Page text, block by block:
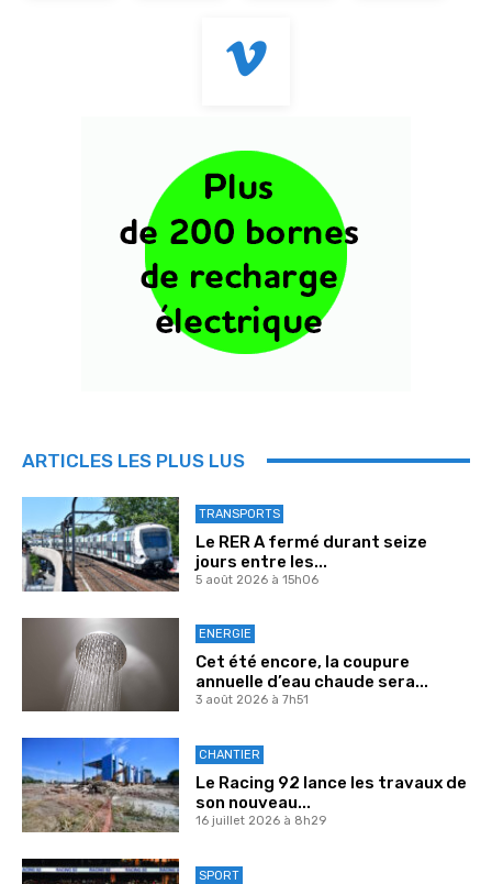
ARTICLES LES PLUS LUS
TRANSPORTS
Le RER A fermé durant seize
jours entre les...
5 août 2026 à 15h06
ENERGIE
Cet été encore, la coupure
annuelle d’eau chaude sera...
3 août 2026 à 7h51
CHANTIER
Le Racing 92 lance les travaux de
son nouveau...
16 juillet 2026 à 8h29
SPORT